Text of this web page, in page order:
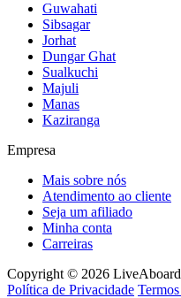
Guwahati
Sibsagar
Jorhat
Dungar Ghat
Sualkuchi
Majuli
Manas
Kaziranga
Empresa
Mais sobre nós
Atendimento ao cliente
Seja um afiliado
Minha conta
Carreiras
Copyright © 2026
Política de Privacidade